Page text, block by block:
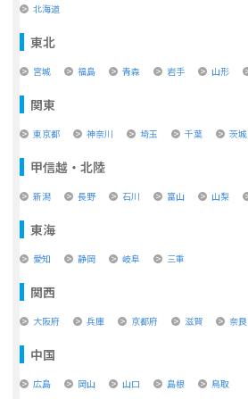
北海道
東北
宮城 福島 青森 岩手 山形
関東
東京都 神奈川 埼玉 千葉 茨城
甲信越・北陸
新潟 長野 石川 富山 山梨
東海
愛知 静岡 岐阜 三重
関西
大阪府 兵庫 京都府 滋賀 奈良
中国
広島 岡山 山口 島根 鳥取